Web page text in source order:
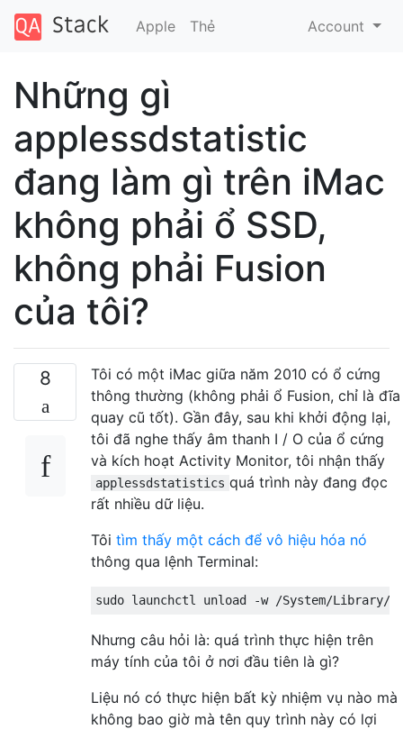
Apple Thẻ Account
Những gì
applessdstatistic
đang làm gì trên iMac
không phải ổ SSD,
không phải Fusion
của tôi?
8
Tôi có một iMac giữa năm 2010 có ổ cứng
thông thường (không phải ổ Fusion, chỉ là đĩa
quay cũ tốt). Gần đây, sau khi khởi động lại,
tôi đã nghe thấy âm thanh I / O của ổ cứng
và kích hoạt Activity Monitor, tôi nhận thấy
applessdstatistics quá trình này đang đọc
rất nhiều dữ liệu.
Tôi tìm thấy một cách để vô hiệu hóa nó
thông qua lệnh Terminal:
Nhưng câu hỏi là: quá trình thực hiện trên
máy tính của tôi ở nơi đầu tiên là gì?
Liệu nó có thực hiện bất kỳ nhiệm vụ nào mà
không bao giờ mà tên quy trình này có lợi